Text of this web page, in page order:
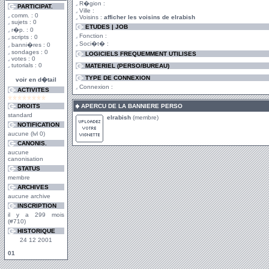
PARTICIPAT.
comm. : 0
sujets : 0
r�p. : 0
scripts : 0
banni�res : 0
sondages : 0
votes : 0
tutorials : 0
voir en d�tail
ACTIVITES
DROITS
standard
NOTIFICATION
aucune (lvl 0)
CANONIS.
aucune
canonisation
STATUS
membre
ARCHIVES
aucune archive
INSCRIPTION
il y a 299 mois
(#710)
HISTORIQUE
24 12 2001
01
R�gion :
Ville :
Voisins : afficher les voisins de elrabish
ETUDES | JOB
Fonction :
Soci�t� :
LOGICIELS FREQUEMMENT UTILISES
MATERIEL (PERSO/BUREAU)
TYPE DE CONNEXION
Connexion :
APERCU DE LA BANNIERE PERSO
elrabish (membre)